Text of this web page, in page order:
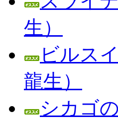
生）
ビルス
龍生）
シカゴ